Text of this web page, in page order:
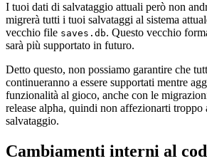
I tuoi dati di salvataggio attuali però non
migrerà tutti i tuoi salvataggi al sistema
vecchio file saves.db. Questo vecchio
sarà più supportato in futuro.
Detto questo, non possiamo garantire che
continueranno a essere supportati mentre
funzionalità al gioco, anche con le
release alpha, quindi non affezionarti
salvataggio.
Cambiamenti interni al